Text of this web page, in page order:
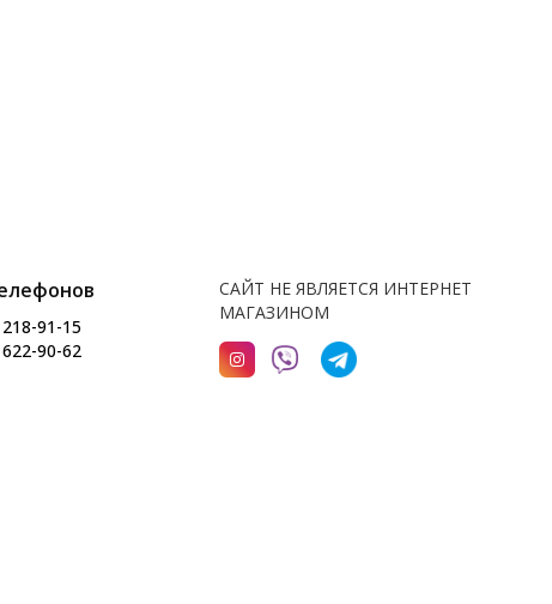
91-15
90-62
САЙТ НЕ ЯВЛЯЕТСЯ ИНТЕРНЕТ
МАГАЗИНОМ